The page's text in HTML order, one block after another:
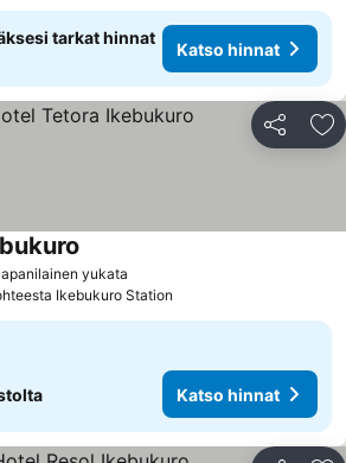
tarkat hinnat
Katso hinnat
Jaa
yukata
Ikebukuro Station
Katso hinnat